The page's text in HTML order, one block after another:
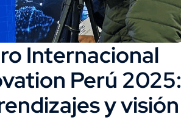
Internacional
Perú 2025:
y visión